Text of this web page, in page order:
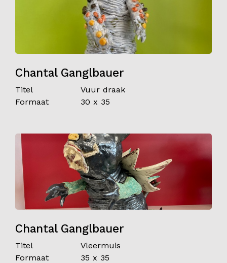
Chantal Ganglbauer
Titel
Vuur draak
Formaat
30 x 35
Chantal Ganglbauer
Titel
Vleermuis
Formaat
35 x 35